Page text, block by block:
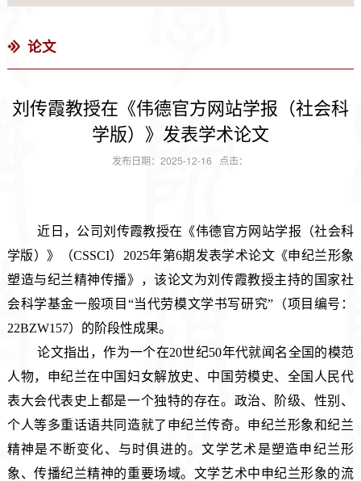
论文
刘传霞教授在《伟德官方网站学报（社会科
学版）》发表学术论文
发布日期：2025-12-16 点击：
近日，公司刘传霞教授在《伟德官方网站学报（社会科
学版）》（CSSCI）2025年第6期发表学术论文《申纪兰形象
塑造与纪兰精神传播》，该论文为刘传霞教授主持的国家社
会科学基金一般项目“当代劳模文学书写研究”（项目编号：
22BZW157）的阶段性成果。
论文指出，作为一个在20世纪50年代就闻名全国的模范
人物，申纪兰在中国妇女解放史、中国劳模史、全国人民代
表大会代表史上都是一个独特的存在。政治、阶级、性别、
个人等多重话语共同造就了申纪兰传奇。申纪兰形象和纪兰
精神是不断变化、与时俱进的。文学艺术是塑造申纪兰形
象、传播纪兰精神的重要场域。文学艺术中申纪兰形象的流